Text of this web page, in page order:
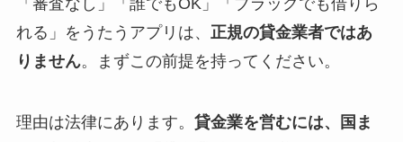
れる」をうたうアプリは、 正規の貸金業者ではあ
りません。まずこの前提を持ってください。
理由は法律にあります。 貸金業を営むには、国ま